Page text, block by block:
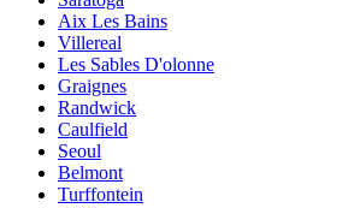
Aix Les Bains
Villereal
Les Sables D'olonne
Graignes
Randwick
Caulfield
Seoul
Belmont
Turffontein